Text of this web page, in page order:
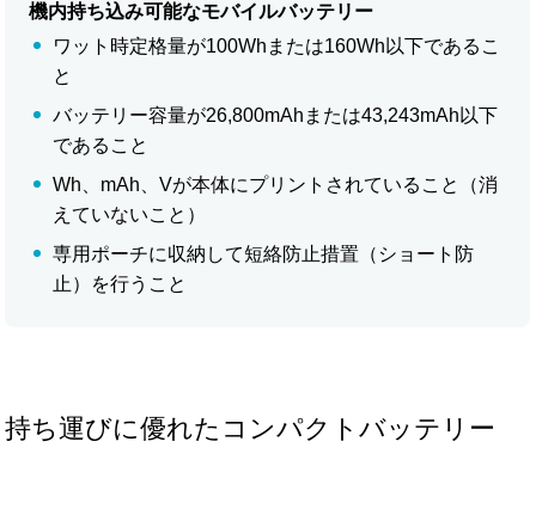
機内持ち込み可能なモバイルバッテリー
ワット時定格量が100Whまたは160Wh以下であるこ
と
バッテリー容量が26,800mAhまたは43,243mAh以下
であること
Wh、mAh、Vが本体にプリントされていること（消
えていないこと）
専用ポーチに収納して短絡防止措置（ショート防
止）を行うこと
持ち運びに優れたコンパクトバッテリー